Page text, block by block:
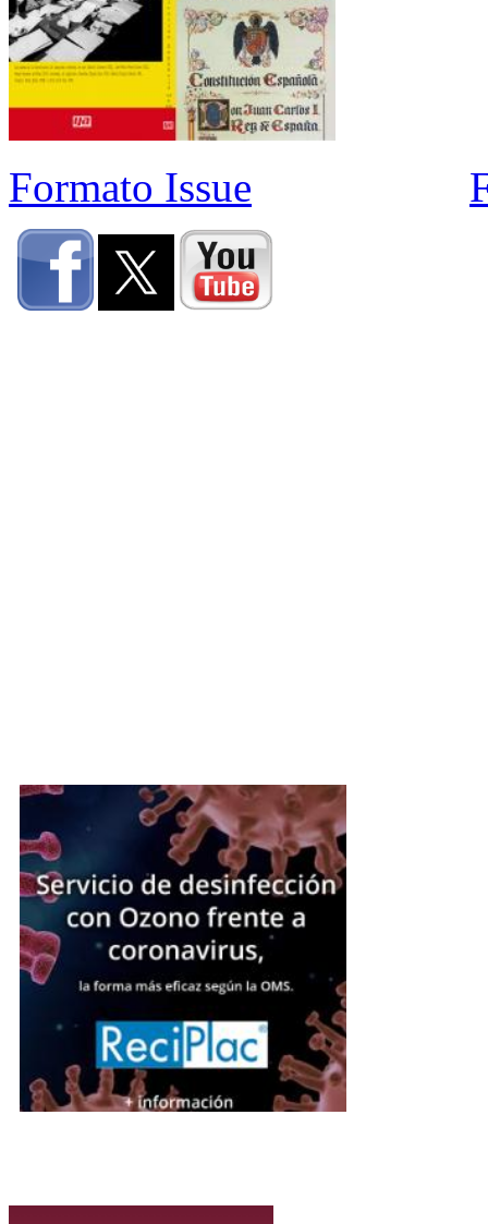
Formato Issue